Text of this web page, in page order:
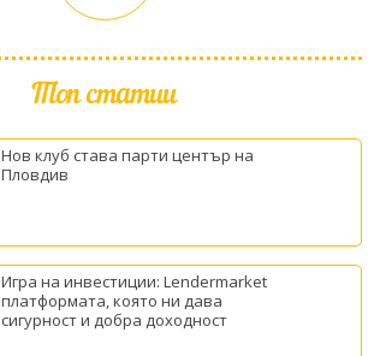
Топ статии
Нов клуб става парти център на
Пловдив
Игра на инвестиции: Lendermarket
платформата, която ни дава
сигурност и добра доходност